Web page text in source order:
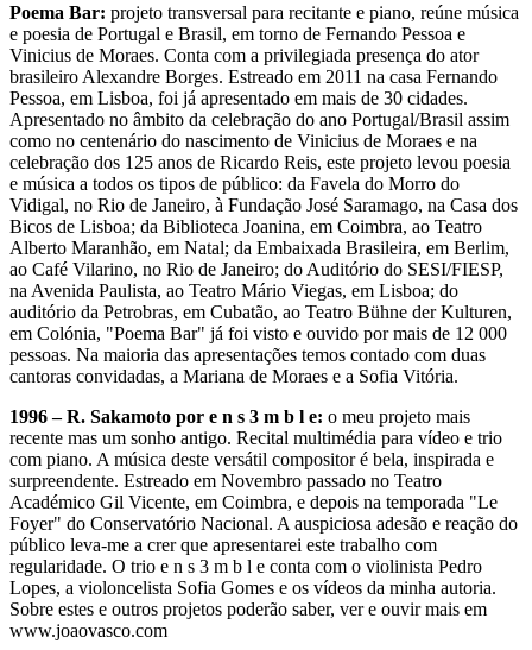
Poema Bar: projeto transversal para recitante e piano, reúne música
e poesia de Portugal e Brasil, em torno de Fernando Pessoa e
Vinicius de Moraes. Conta com a privilegiada presença do ator
brasileiro Alexandre Borges. Estreado em 2011 na casa Fernando
Pessoa, em Lisboa, foi já apresentado em mais de 30 cidades.
Apresentado no âmbito da celebração do ano Portugal/Brasil assim
como no centenário do nascimento de Vinicius de Moraes e na
celebração dos 125 anos de Ricardo Reis, este projeto levou poesia
e música a todos os tipos de público: da Favela do Morro do
Vidigal, no Rio de Janeiro, à Fundação José Saramago, na Casa dos
Bicos de Lisboa; da Biblioteca Joanina, em Coimbra, ao Teatro
Alberto Maranhão, em Natal; da Embaixada Brasileira, em Berlim,
ao Café Vilarino, no Rio de Janeiro; do Auditório do SESI/FIESP,
na Avenida Paulista, ao Teatro Mário Viegas, em Lisboa; do
auditório da Petrobras, em Cubatão, ao Teatro Bühne der Kulturen,
em Colónia, "Poema Bar" já foi visto e ouvido por mais de 12 000
pessoas. Na maioria das apresentações temos contado com duas
cantoras convidadas, a Mariana de Moraes e a Sofia Vitória.
1996 – R. Sakamoto por e n s 3 m b l e: o meu projeto mais
recente mas um sonho antigo. Recital multimédia para vídeo e trio
com piano. A música deste versátil compositor é bela, inspirada e
surpreendente. Estreado em Novembro passado no Teatro
Académico Gil Vicente, em Coimbra, e depois na temporada "Le
Foyer" do Conservatório Nacional. A auspiciosa adesão e reação do
público leva-me a crer que apresentarei este trabalho com
regularidade. O trio e n s 3 m b l e conta com o violinista Pedro
Lopes, a violoncelista Sofia Gomes e os vídeos da minha autoria.
Sobre estes e outros projetos poderão saber, ver e ouvir mais em
www.joaovasco.com